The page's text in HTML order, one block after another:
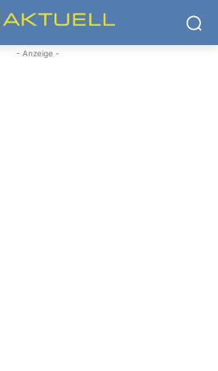
- Anzeige -